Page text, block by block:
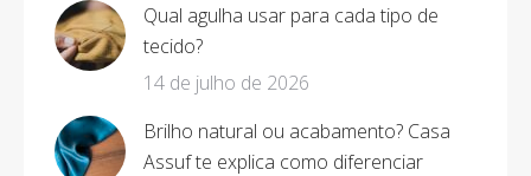
Qual agulha usar para cada tipo de
tecido?
14 de julho de 2026
Brilho natural ou acabamento? Casa
Assuf te explica como diferenciar